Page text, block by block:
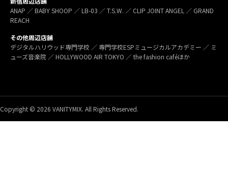
ANAP ／ BABY SHOOP ／ LB-03 ／ T.S.W. ／ CLIP JOINT ANGEL ／ GRAND
REACH
その他周辺店舗
デジタルハリウッド専門学校 ／ 専門学校ESPミュージカルアカデミー ／ ミ
ューズ音楽院 ／ HOLLYWOOD AIR TOKYO ／ the fashion caféほか
Copyright © 2026 VANITYMIX. All Rights Reserved.